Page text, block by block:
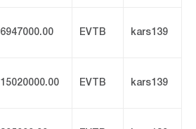
6947000.00 EVTB kars139
15020000.00 EVTB kars139